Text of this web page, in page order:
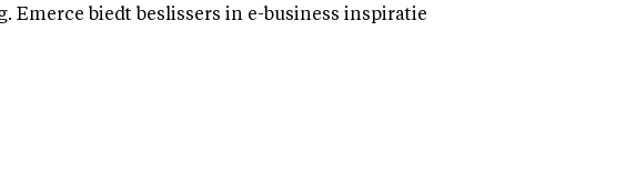
biedt beslissers in e-business inspiratie